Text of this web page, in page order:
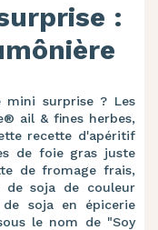
:
mini surprise ? Les
ail & fines herbes,
recette d'apéritif
de foie gras juste
de fromage frais,
de soja de couleur
soja en épicerie
le nom de "Soy